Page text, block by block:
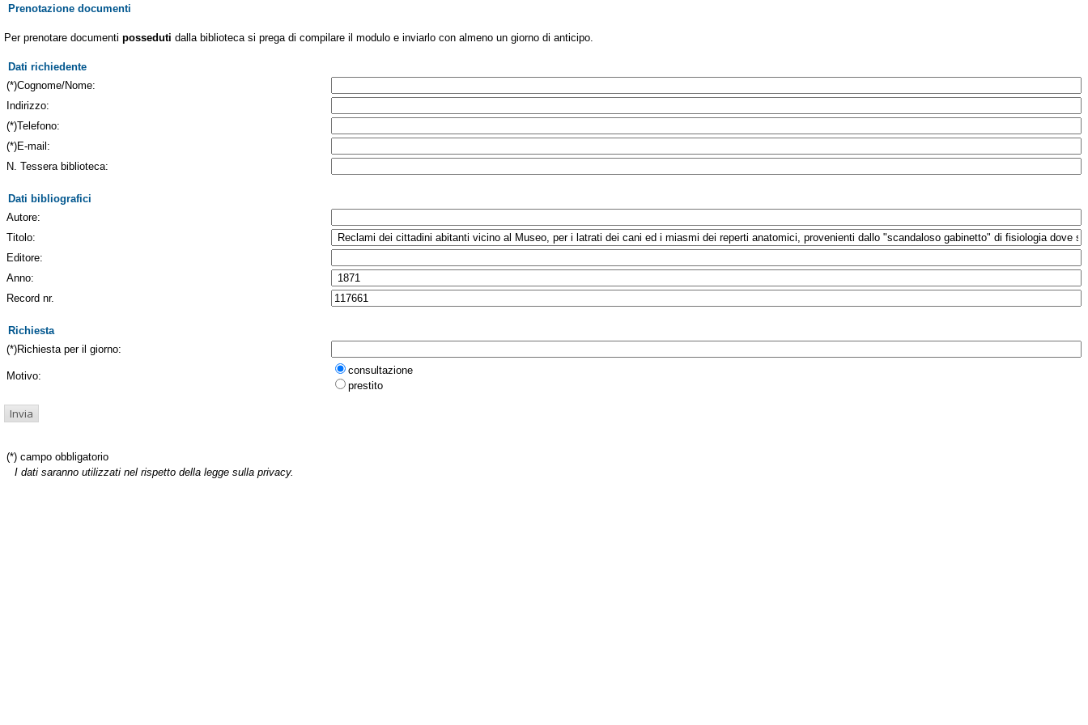
Prenotazione documenti
Per prenotare documenti posseduti dalla biblioteca si prega di compilare il modulo e inviarlo con almeno un giorno di anticipo.
Dati richiedente
(*)Cognome/Nome:
Indirizzo:
(*)Telefono:
(*)E-mail:
N. Tessera biblioteca:
Dati bibliografici
Autore:
Titolo:
Editore:
Anno:
Record nr.
Richiesta
(*)Richiesta per il giorno:
Motivo:
consultazione
prestito
(*) campo obbligatorio
I dati saranno utilizzati nel rispetto della legge sulla privacy.